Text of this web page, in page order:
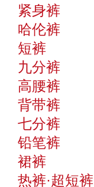
紧身裤
哈伦裤
短裤
九分裤
高腰裤
背带裤
七分裤
铅笔裤
裙裤
热裤·超短裤